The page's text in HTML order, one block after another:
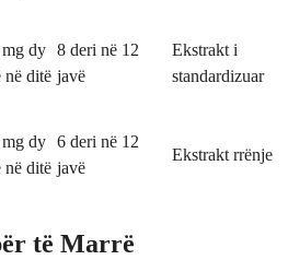
dy
në ditë
8 deri në 12
javë
Ekstrakt i
standardizuar
dy
në ditë
6 deri në 12
javë
Ekstrakt rrënje
të Marrë